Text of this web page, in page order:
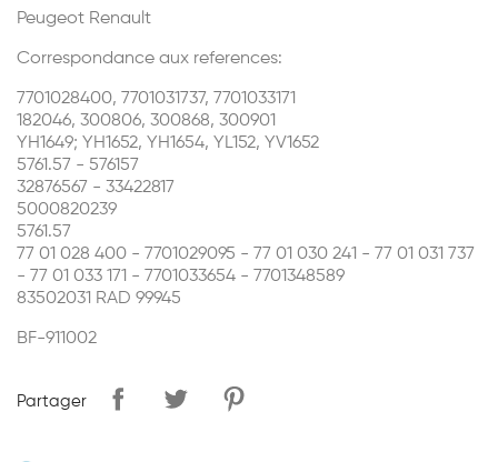
Peugeot Renault
Correspondance aux references:
7701028400, 7701031737, 7701033171
182046, 300806, 300868, 300901
YH1649; YH1652, YH1654, YL152, YV1652
5761.57 - 576157
32876567 - 33422817
5000820239
5761.57
77 01 028 400 - 7701029095 - 77 01 030 241 - 77 01 031 737
- 77 01 033 171 - 7701033654 - 7701348589
83502031 RAD 99945
BF-911002
Partager